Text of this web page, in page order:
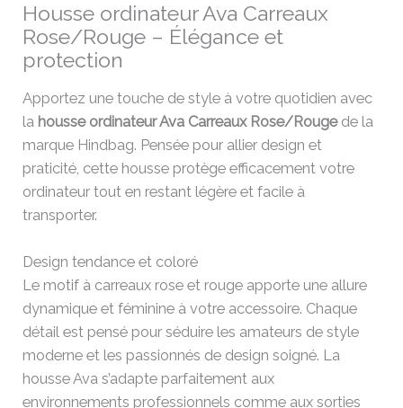
Housse ordinateur Ava Carreaux
Rose/Rouge – Élégance et
protection
Apportez une touche de style à votre quotidien avec
la housse ordinateur Ava Carreaux Rose/Rougede la
marque Hindbag. Pensée pour allier design et
praticité, cette housse protège efficacement votre
ordinateur tout en restant légère et facile à
transporter.
Design tendance et coloré
Le motif à carreaux rose et rouge apporte une allure
dynamique et féminine à votre accessoire. Chaque
détail est pensé pour séduire les amateurs de style
moderne et les passionnés de design soigné. La
housse Ava s’adapte parfaitement aux
environnements professionnels comme aux sorties